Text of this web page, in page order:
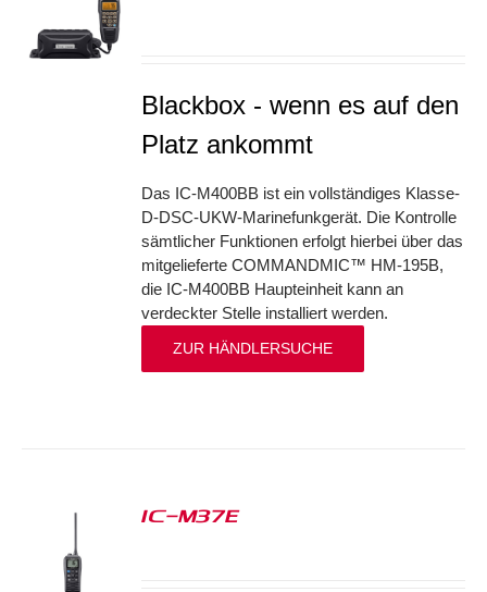
Blackbox - wenn es auf den
Platz ankommt
Das IC-M400BB ist ein vollständiges Klasse-
D-DSC-UKW-Marinefunkgerät. Die Kontrolle
sämtlicher Funktionen erfolgt hierbei über das
mitgelieferte COMMANDMIC™ HM-195B,
die IC-M400BB Haupteinheit kann an
verdeckter Stelle installiert werden.
ZUR HÄNDLERSUCHE
IC-M37E